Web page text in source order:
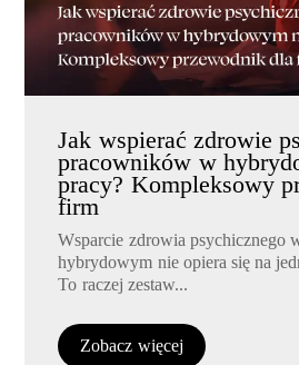
Jak wspierać zdrowie
pracowników w
pracy? Kompleksowy
firm
Wsparcie zdrowia psychicznego
hybrydowym nie opiera się na
To raczej zestaw...
Zobacz więcej